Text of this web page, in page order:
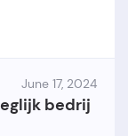
June 17, 2024
bedrij